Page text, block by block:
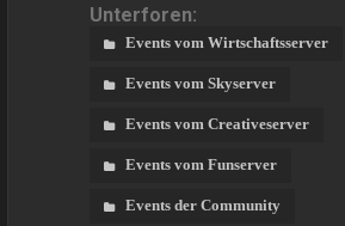
Unterforen:
Events vom Wirtschaftsserver
Events vom Skyserver
Events vom Creativeserver
Events vom Funserver
Events der Community